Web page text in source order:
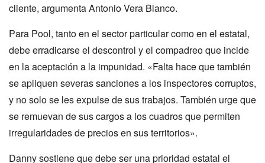
cliente, argumenta Antonio Vera Blanco.
Para Pool, tanto en el sector particular como en el estatal,
debe erradicarse el descontrol y el compadreo que incide
en la aceptación a la impunidad. «Falta hace que también
se apliquen severas sanciones a los inspectores corruptos,
y no solo se les expulse de sus trabajos. También urge que
se remuevan de sus cargos a los cuadros que permiten
irregularidades de precios en sus territorios».
Danny sostiene que debe ser una prioridad estatal el